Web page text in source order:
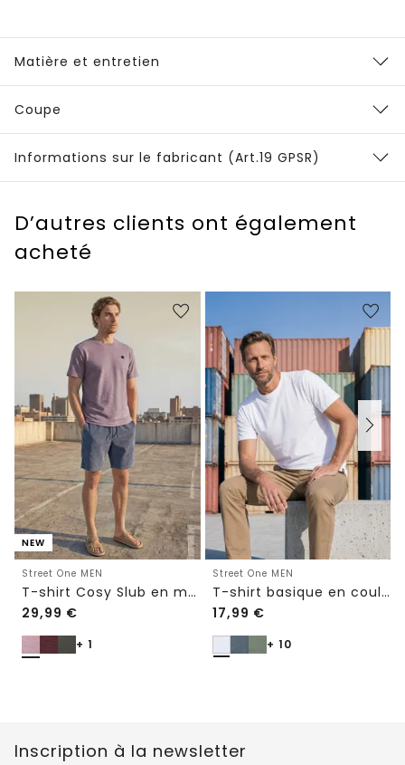
Matière et entretien
Coupe
Informations sur le fabricant (Art.19 GPSR)
D’autres clients ont également
acheté
NEW
Street One MEN
T-shirt Cosy Slub en maille texturée
29,99 €
+ 1
Street One MEN
T-shirt basique en couleur unie
17,99 €
+ 10
Inscription à la newsletter